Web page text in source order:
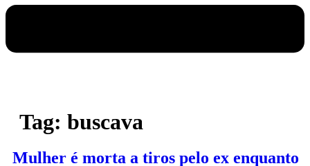
Tag: buscava
Mulher é morta a tiros pelo ex enquanto